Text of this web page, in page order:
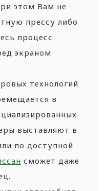
этом Вам не
прессу либо
процесс
экраном
технологий
в
выставляют в
по доступной
сможет даже